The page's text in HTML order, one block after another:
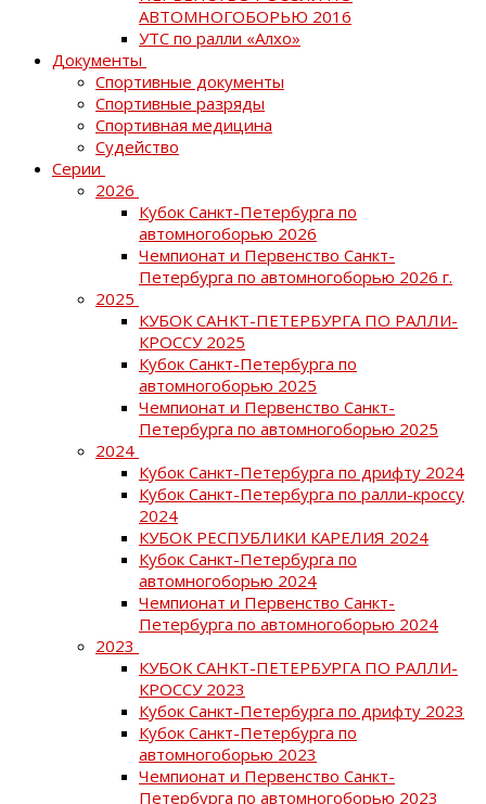
АВТОМНОГОБОРЬЮ 2016
УТС по ралли «Алхо»
Документы
Спортивные документы
Спортивные разряды
Спортивная медицина
Судейство
Серии
2026
Кубок Санкт-Петербурга по
автомногоборью 2026
Чемпионат и Первенство Санкт-
Петербурга по автомногоборью 2026 г.
2025
КУБОК САНКТ-ПЕТЕРБУРГА ПО РАЛЛИ-
КРОССУ 2025
Кубок Санкт-Петербурга по
автомногоборью 2025
Чемпионат и Первенство Санкт-
Петербурга по автомногоборью 2025
2024
Кубок Санкт-Петербурга по дрифту 2024
Кубок Санкт-Петербурга по ралли-кроссу
2024
КУБОК РЕСПУБЛИКИ КАРЕЛИЯ 2024
Кубок Санкт-Петербурга по
автомногоборью 2024
Чемпионат и Первенство Санкт-
Петербурга по автомногоборью 2024
2023
КУБОК САНКТ-ПЕТЕРБУРГА ПО РАЛЛИ-
КРОССУ 2023
Кубок Санкт-Петербурга по дрифту 2023
Кубок Санкт-Петербурга по
автомногоборью 2023
Чемпионат и Первенство Санкт-
Петербурга по автомногоборью 2023